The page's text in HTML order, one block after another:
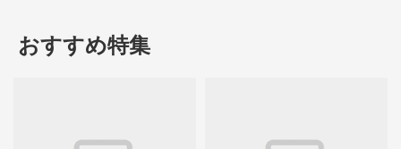
おすすめ特集